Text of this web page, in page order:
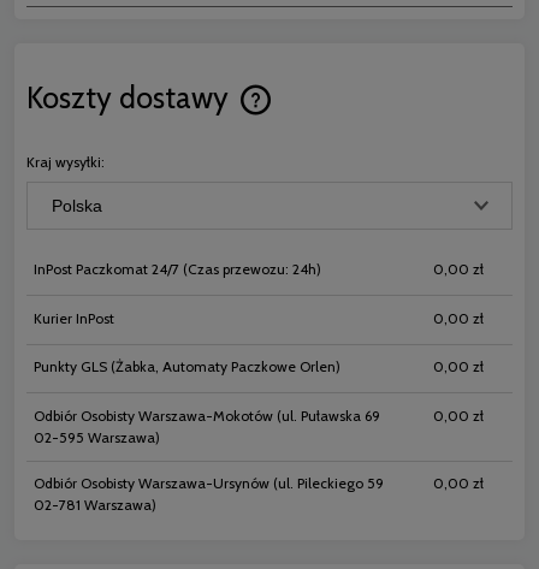
Koszty dostawy
Cena nie zawiera ewentualnych
Kraj wysyłki:
InPost Paczkomat 24/7 (Czas przewozu: 24h) 0,00 zł
Kurier InPost 0,00 zł
Punkty GLS (Żabka, Automaty Paczkowe Orlen) 0,00 zł
Odbiór Osobisty Warszawa-Mokotów (ul. Puławska 69
02-595 Warszawa)
0,00 zł
Odbiór Osobisty Warszawa-Ursynów (ul. Pileckiego 59
02-781 Warszawa)
0,00 zł